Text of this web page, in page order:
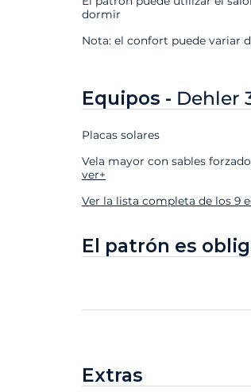
dormir
Nota: el confort puede variar
Equipos - Dehler
Placas solares
Vela mayor con sables
ver+
Ver la lista completa de los 9
El patrón es
Extras